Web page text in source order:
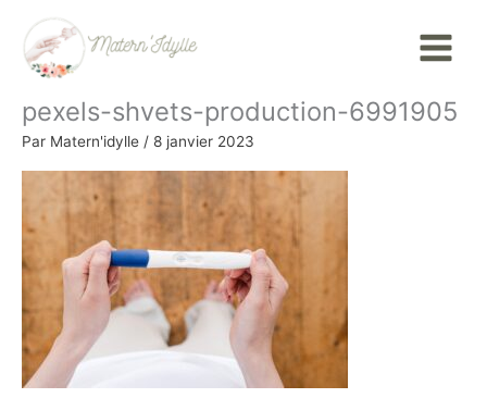
contenu
Menu
pexels-shvets-production-6991905
Par Matern'idylle / 8 janvier 2023